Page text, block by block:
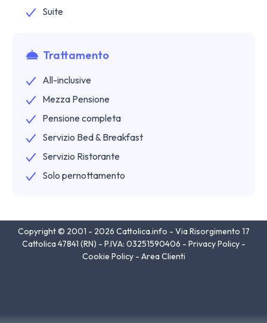
Suite
Trattamento
All-inclusive
Mezza Pensione
Pensione completa
Servizio Bed & Breakfast
Servizio Ristorante
Solo pernottamento
Copyright © 2001 - 2026 Cattolica.info - Via Risorgimento 17
Cattolica 47841 (RN) - P.IVA: 03251590406 - Privacy Policy -
Cookie Policy - Area Clienti